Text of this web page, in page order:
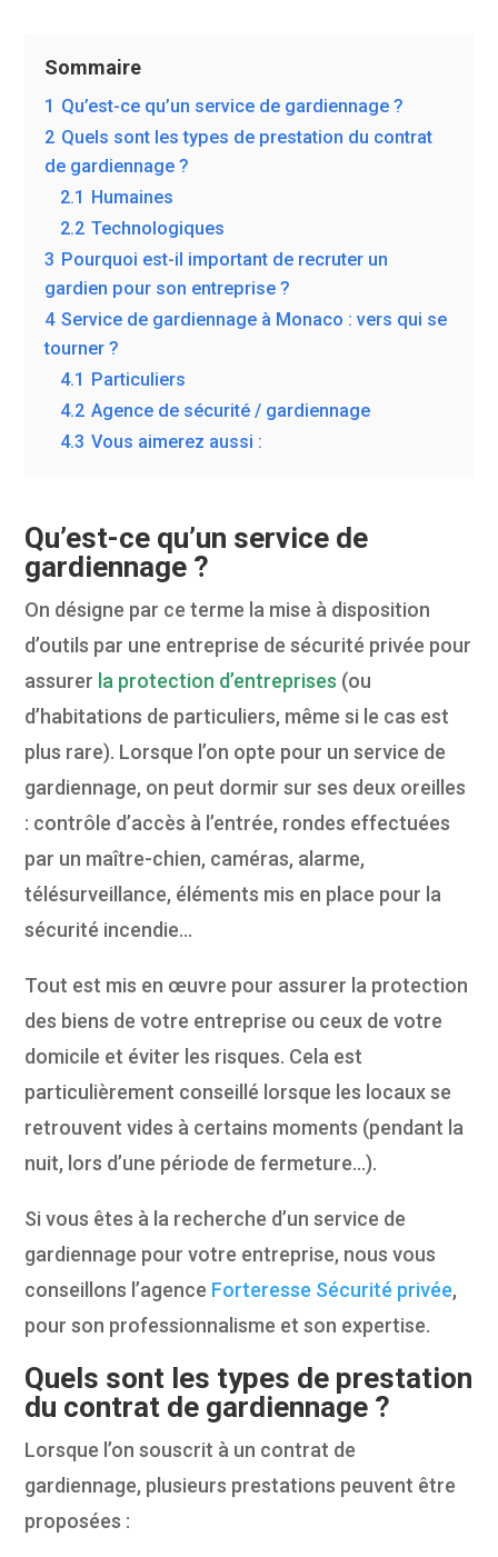
Sommaire
1 Qu’est-ce qu’un service de gardiennage ?
2 Quels sont les types de prestation du contrat
de gardiennage ?
2.1 Humaines
2.2 Technologiques
3 Pourquoi est-il important de recruter un
gardien pour son entreprise ?
4 Service de gardiennage à Monaco : vers qui se
tourner ?
4.1 Particuliers
4.2 Agence de sécurité / gardiennage
4.3 Vous aimerez aussi :
Qu’est-ce qu’un service de
gardiennage ?
On désigne par ce terme la mise à disposition
d’outils par une entreprise de sécurité privée pour
assurer la protection d’entreprises (ou
d’habitations de particuliers, même si le cas est
plus rare). Lorsque l’on opte pour un service de
gardiennage, on peut dormir sur ses deux oreilles
: contrôle d’accès à l’entrée, rondes effectuées
par un maître-chien, caméras, alarme,
télésurveillance, éléments mis en place pour la
sécurité incendie…
Tout est mis en œuvre pour assurer la protection
des biens de votre entreprise ou ceux de votre
domicile et éviter les risques. Cela est
particulièrement conseillé lorsque les locaux se
retrouvent vides à certains moments (pendant la
nuit, lors d’une période de fermeture…).
Si vous êtes à la recherche d’un service de
gardiennage pour votre entreprise, nous vous
conseillons l’agence Forteresse Sécurité privée,
pour son professionnalisme et son expertise.
Quels sont les types de prestation
du contrat de gardiennage ?
Lorsque l’on souscrit à un contrat de
gardiennage, plusieurs prestations peuvent être
proposées :